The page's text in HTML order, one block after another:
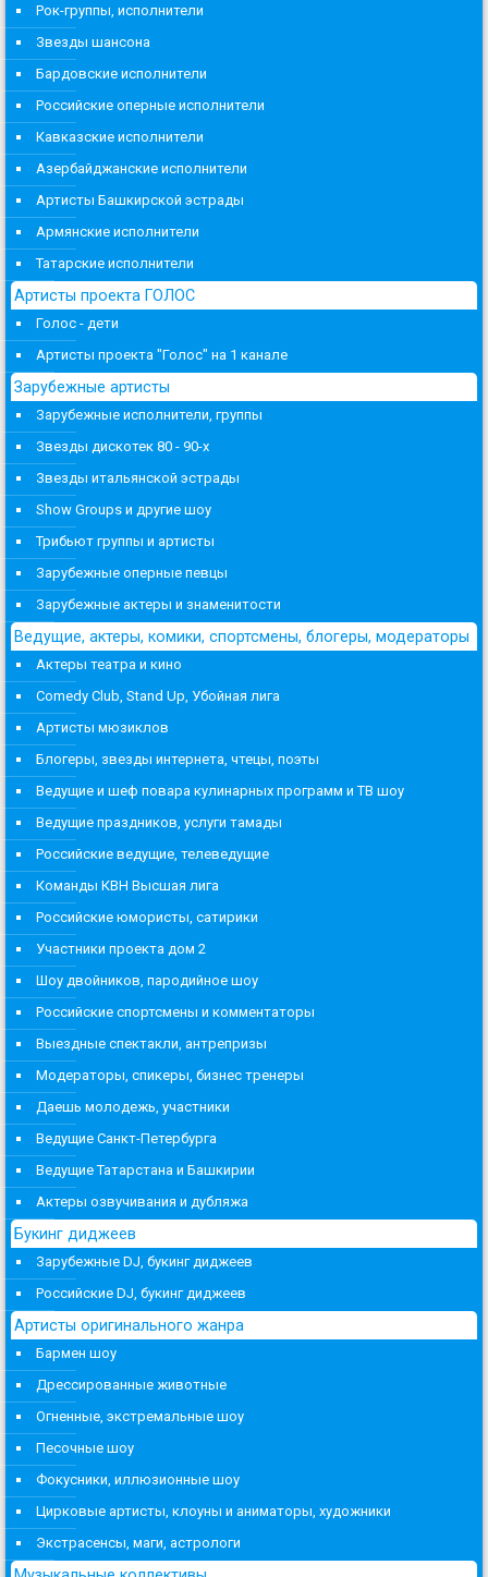
Рок-группы, исполнители
Звезды шансона
Бардовские исполнители
Российские оперные исполнители
Кавказские исполнители
Азербайджанские исполнители
Артисты Башкирской эстрады
Армянские исполнители
Татарские исполнители
Артисты проекта ГОЛОС
Голос - дети
Артисты проекта "Голос" на 1 канале
Зарубежные артисты
Зарубежные исполнители, группы
Звезды дискотек 80 - 90-х
Звезды итальянской эстрады
Show Groups и другие шоу
Трибьют группы и артисты
Зарубежные оперные певцы
Зарубежные актеры и знаменитости
Ведущие, актеры, комики, спортсмены, блогеры, модераторы
Актеры театра и кино
Comedy Club, Stand Up, Убойная лига
Артисты мюзиклов
Блогеры, звезды интернета, чтецы, поэты
Ведущие и шеф повара кулинарных программ и ТВ шоу
Ведущие праздников, услуги тамады
Российские ведущие, телеведущие
Команды КВН Высшая лига
Российские юмористы, сатирики
Участники проекта дом 2
Шоу двойников, пародийное шоу
Российские спортсмены и комментаторы
Выездные спектакли, антрепризы
Модераторы, спикеры, бизнес тренеры
Даешь молодежь, участники
Ведущие Санкт-Петербурга
Ведущие Татарстана и Башкирии
Актеры озвучивания и дубляжа
Букинг диджеев
Зарубежные DJ, букинг диджеев
Российские DJ, букинг диджеев
Артисты оригинального жанра
Бармен шоу
Дрессированные животные
Огненные, экстремальные шоу
Песочные шоу
Фокусники, иллюзионные шоу
Цирковые артисты, клоуны и аниматоры, художники
Экстрасенсы, маги, астрологи